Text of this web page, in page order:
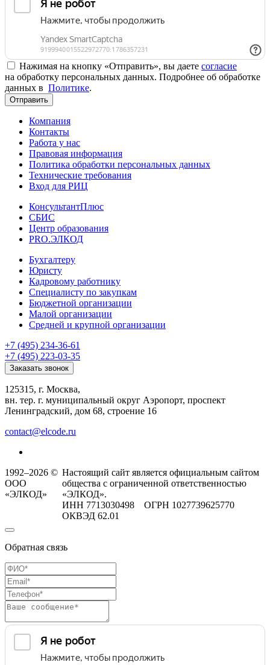
Нажимая на кнопку «Отправить», вы даете согласие
на обработку персональных данных. Подробнее об обработке
данных в Политике.
Отправить
Компания
Контакты
Работа у нас
Правовая информация
Политика обработки персональных данных
Технические требования
Вход для РИЦ
КонсультантПлюс
СБИС
Центр образования
PRO.ЭЛКОД
Бухгалтеру
Юристу
Кадровому работнику
Специалисту по закупкам
Бюджетной организации
Малой организации
Средней и крупной организации
+7 (495) 234-36-61
+7 (495) 223-03-35
Заказать звонок
125315, г. Москва,
вн. тер. г. муниципальный округ Аэропорт, проспект
Ленинградский, дом 68, строение 16
contact@elcode.ru
1992–2026 ©
ООО
«ЭЛКОД»
Настоящий сайт является официальным сайтом
общества с ограниченной ответственностью
«ЭЛКОД».
ИНН 7713030498 ОГРН 1027739625770
ОКВЭД 62.01
Обратная связь